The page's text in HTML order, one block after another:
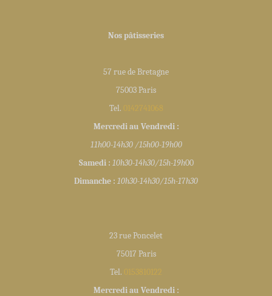
Nos pâtisseries
57 rue de Bretagne
75003 Paris
Tel. 0142741068
Mercredi au Vendredi :
11h00-14h30 /15h00-19h00
Samedi : 10h30-14h30/15h-19h00
Dimanche : 10h30-14h30/15h-17h30
23 rue Poncelet
75017 Paris
Tel. 0153810122
Mercredi au Vendredi :